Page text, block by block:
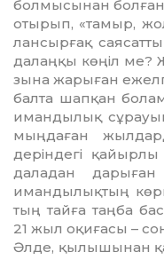
болмысынан болған
отырып, «та­мыр,
лансырғақ
далаң­қы көңіл ме?
зы­на жарыған
балта шапқан
имандылық
мың­даған
деріндегі қайырлы
даладан
имандылық­тың
тың тайға таңба
21 жыл оқи­ғасы –
Әлде, қылышынан